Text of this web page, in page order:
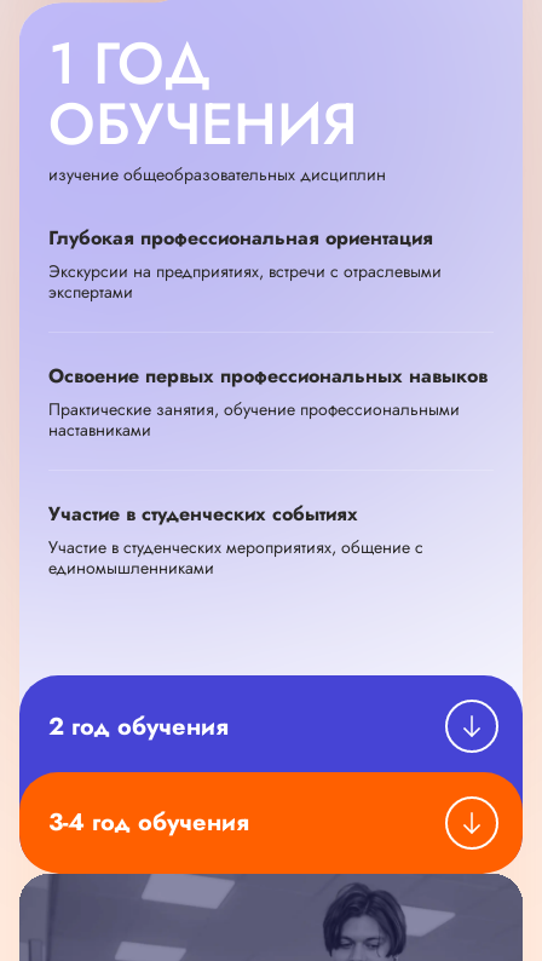
pk@mveu.ru
(срок ответа 2 рабочих дня)
vk.com/mveu_ru
(срок ответа 1 сутки)
t.me/mveupk
(срок ответа 1-2 дня)
1 ГОД
ОБУЧЕНИЯ
изучение общеобразовательных дисциплин
Глубокая профессиональная ориентация
Экскурсии на предприятиях, встречи с отраслевыми
экспертами
Освоение первых профессиональных навыков
Практические занятия, обучение профессиональными
наставниками
Участие в студенческих событиях
Участие в студенческих мероприятиях, общение с
единомышленниками
2 год обучения
3-4 год обучения